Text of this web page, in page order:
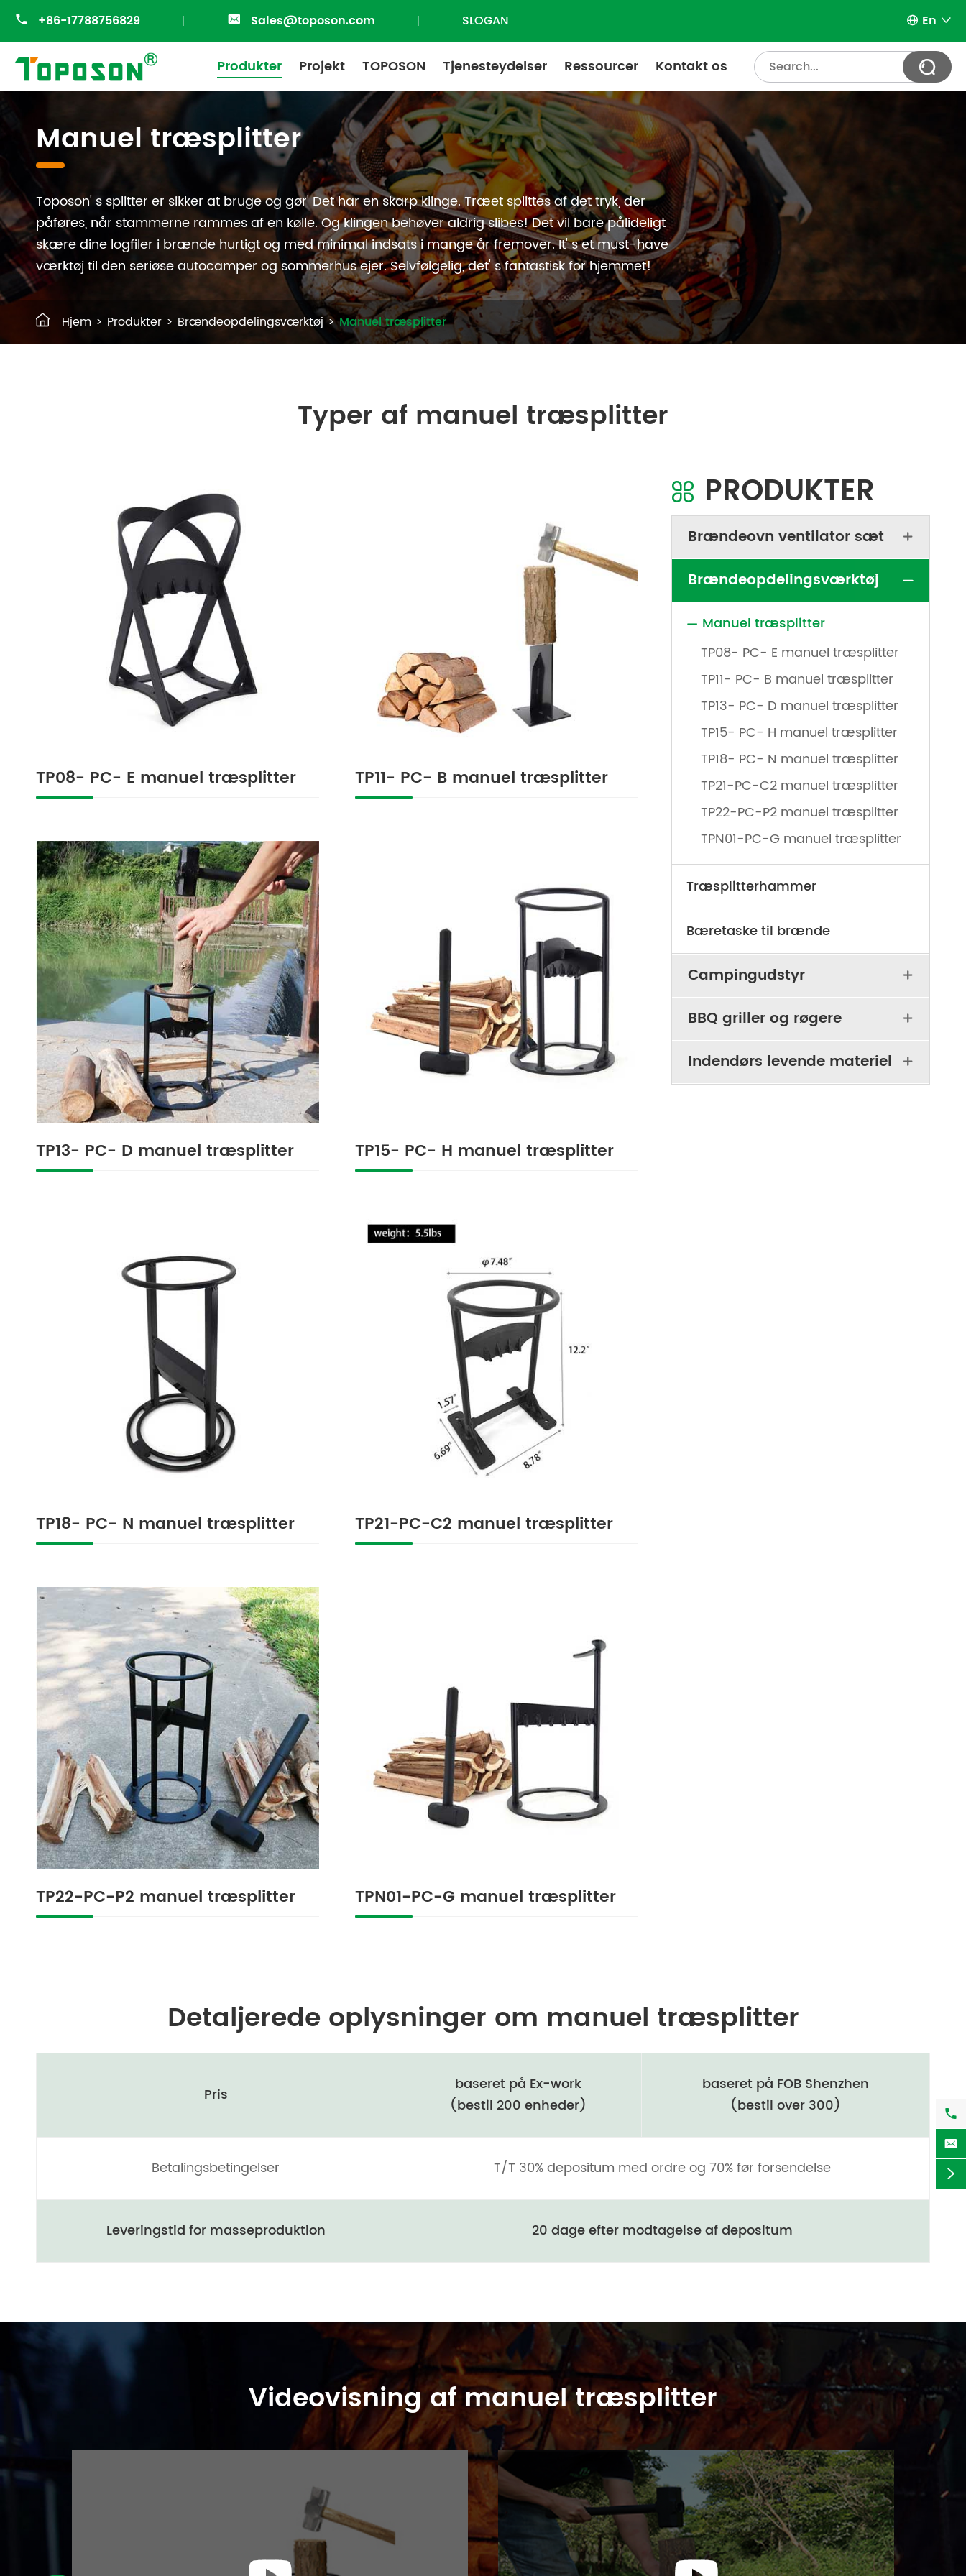
 +86-17788756829  Sales@toposon.com SLOGAN  En 
Produkter Projekt TOPOSON Tjenesteydelser Ressourcer Kontakt os 
Manuel træsplitter
Toposon' s splitter er sikker at bruge og gør' Det har en skarp klinge. Træet splittes af det tryk, der
påføres, når stammerne rammes af en kølle. Og klingen behøver aldrig slibes! Det vil bare pålideligt
skære dine logfiler i brænde hurtigt og med minimal indsats i mange år fremover. It' s et must-have
værktøj til den seriøse autocamper og sommerhus ejer. Selvfølgelig, det' s fantastisk for hjemmet!
 Hjem Produkter Brændeopdelingsværktøj Manuel træsplitter
Typer af manuel træsplitter
TP08- PC- E manuel træsplitter TP11- PC- B manuel træsplitter
TP13- PC- D manuel træsplitter TP15- PC- H manuel træsplitter
TP18- PC- N manuel træsplitter TP21-PC-C2 manuel træsplitter
TP22-PC-P2 manuel træsplitter TPN01-PC-G manuel træsplitter
 PRODUKTER
Brændeovn ventilator sæt 
Brændeopdelingsværktøj 
 Manuel træsplitter
TP08- PC- E manuel træsplitter
TP11- PC- B manuel træsplitter
TP13- PC- D manuel træsplitter
TP15- PC- H manuel træsplitter
TP18- PC- N manuel træsplitter
TP21-PC-C2 manuel træsplitter
TP22-PC-P2 manuel træsplitter
TPN01-PC-G manuel træsplitter
Træsplitterhammer
Bæretaske til brænde
Campingudstyr 
BBQ griller og røgere 
Indendørs levende materiel 
Detaljerede oplysninger om manuel træsplitter
Pris
baseret på Ex-work
(bestil 200 enheder)
baseret på FOB Shenzhen
(bestil over 300)
Betalingsbetingelser T/T 30% depositum med ordre og 70% før forsendelse
Leveringstid for masseproduktion 20 dage efter modtagelse af depositum
Videovisning af manuel træsplitter


